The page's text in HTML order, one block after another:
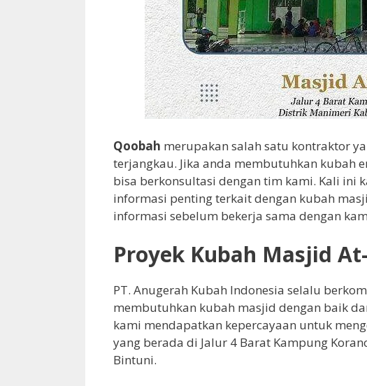
Qoobah merupakan salah satu kontraktor
terjangkau. Jika anda membutuhkan kubah
bisa berkonsultasi dengan tim kami. Kali ini
informasi penting terkait dengan kubah
informasi sebelum bekerja sama dengan
Proyek Kubah Masjid
PT. Anugerah Kubah Indonesia selalu
membutuhkan kubah masjid dengan baik
kami mendapatkan kepercayaan untuk
yang berada di Jalur 4 Barat Kampung
Bintuni.